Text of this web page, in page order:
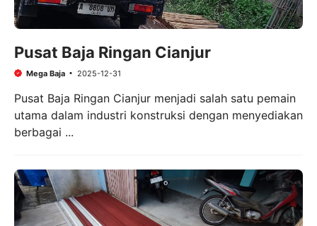
Pusat Baja Ringan Cianjur
Mega Baja 2025-12-31
Pusat Baja Ringan Cianjur menjadi salah satu pemain
utama dalam industri konstruksi dengan menyediakan
berbagai ...